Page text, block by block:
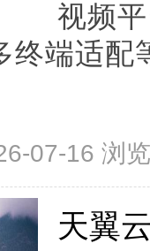
视频
终端适配
07-16 浏览
天翼